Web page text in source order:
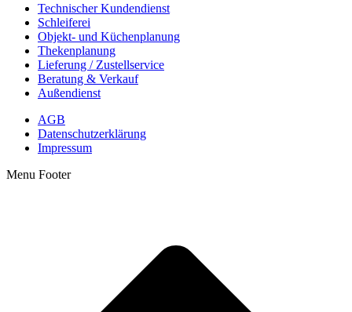
Technischer Kundendienst
Schleiferei
Objekt- und Küchenplanung
Thekenplanung
Lieferung / Zustellservice
Beratung & Verkauf
Außendienst
AGB
Datenschutzerklärung
Impressum
Menu Footer